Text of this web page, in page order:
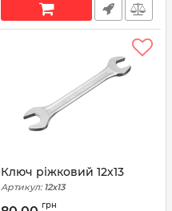
Ключ ріжковий 12х13
Артикул: 12х13
грн